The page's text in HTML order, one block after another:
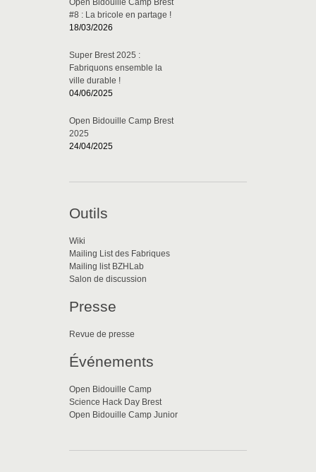
Open Bidouille Camp Brest
#8 : La bricole en partage !
18/03/2026
Super Brest 2025 :
Fabriquons ensemble la
ville durable !
04/06/2025
Open Bidouille Camp Brest
2025
24/04/2025
Outils
Wiki
Mailing List des Fabriques
Mailing list BZHLab
Salon de discussion
Presse
Revue de presse
Événements
Open Bidouille Camp
Science Hack Day Brest
Open Bidouille Camp Junior